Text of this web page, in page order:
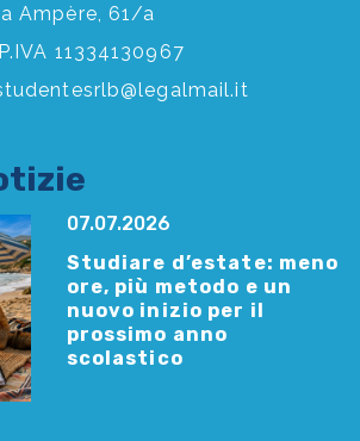
Ampère, 61/a
11334130967
07.07.2026
Studiare d’estate: meno
ore, più metodo e un
nuovo inizio per il
prossimo anno
scolastico